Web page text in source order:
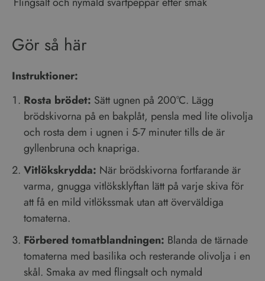
Instruktioner:
Rosta brödet:
brödskivorna på en bakplåt, pensla med lite olivolja
och rosta dem i ugnen i 5-7 minuter tills de är
gyllenbruna och knapriga.
Vitlökskrydda: När brödskivorna fortfarande är
varma, gnugga vitlöksklyftan lätt på varje skiva för
att få en mild vitlökssmak utan att överväldiga
tomaterna.
Förbered tomatblandningen:
tomaterna med basilika och resterande olivolja i en
skål. Smaka av med flingsalt och nymald
svartpeppar.